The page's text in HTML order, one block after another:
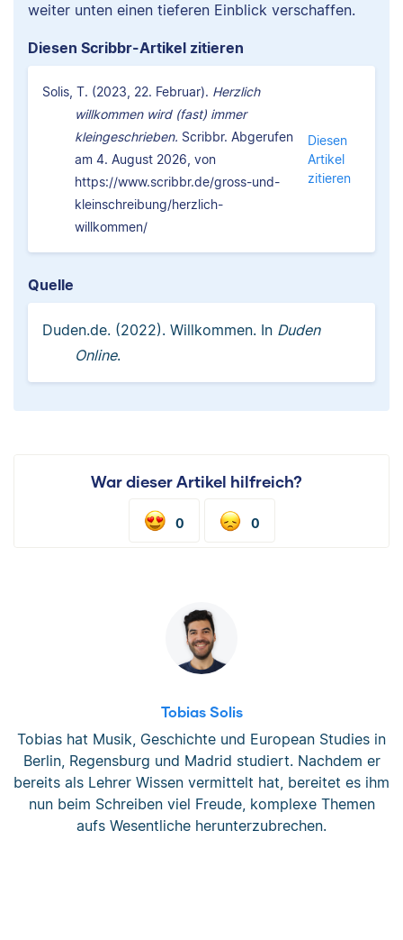
weiter unten einen tieferen Einblick verschaffen.
Diesen Scribbr-Artikel zitieren
Solis, T. (2023, 22. Februar). Herzlich
willkommen wird (fast) immer
kleingeschrieben. Scribbr. Abgerufen
am 4. August 2026, von
https://www.scribbr.de/gross-und-
kleinschreibung/herzlich-
willkommen/
Diesen
Artikel
zitieren
Quelle
Duden.de. (2022). Willkommen. In Duden
Online.
War dieser Artikel hilfreich?
0 0
Tobias Solis
Tobias hat Musik, Geschichte und European Studies in
Berlin, Regensburg und Madrid studiert. Nachdem er
bereits als Lehrer Wissen vermittelt hat, bereitet es ihm
nun beim Schreiben viel Freude, komplexe Themen
aufs Wesentliche herunterzubrechen.